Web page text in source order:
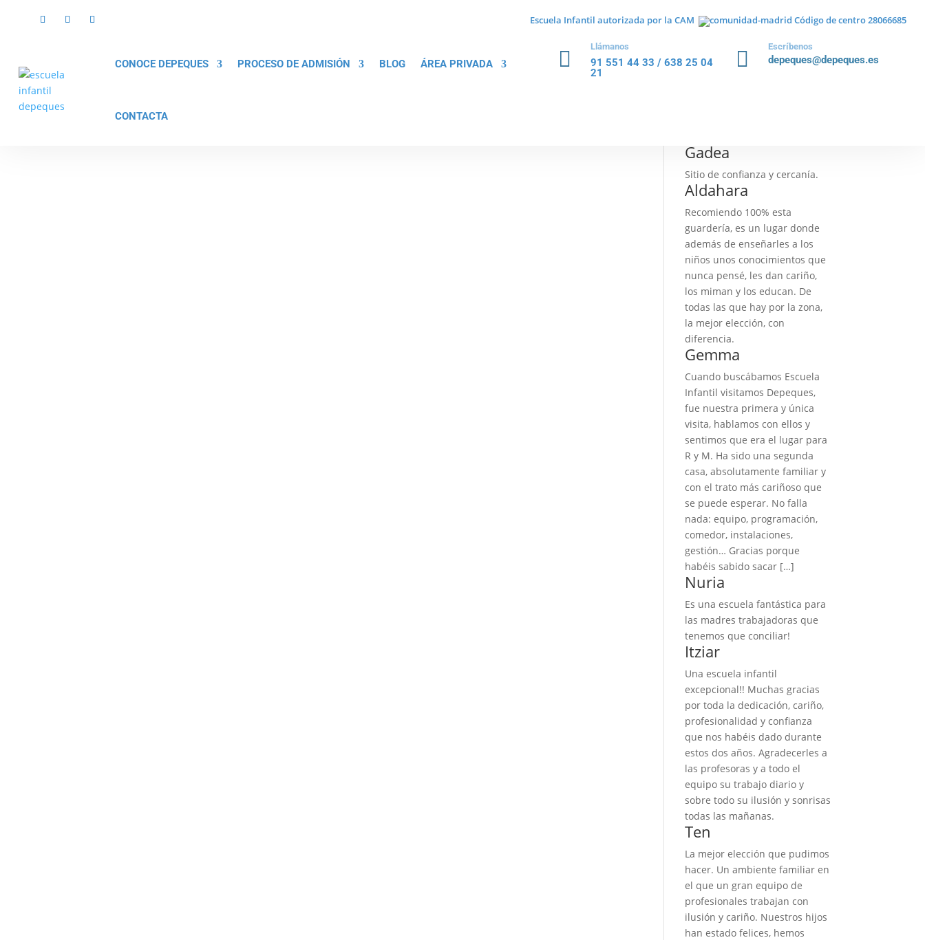
Escuela Infantil autorizada por la CAM Código de centro 28066685
CONOCE DEPEQUES PROCESO DE ADMISIÓN BLOG ÁREA PRIVADA
CONTACTA

Llámanos
91 551 44 33 /638 25 04
21

Escríbenos
depeques@depeques.es
Dicen de Depeques
Pamela
Gadea
Sitio de confianza y cercanía.
Aldahara
Recomiendo 100% esta
guardería, es un lugar donde
además de enseñarles a los
niños unos conocimientos que
nunca pensé, les dan cariño,
los miman y los educan. De
todas las que hay por la zona,
la mejor elección, con
diferencia.
Gemma
Cuando buscábamos Escuela
Infantil visitamos Depeques,
fue nuestra primera y única
visita, hablamos con ellos y
sentimos que era el lugar para
R y M. Ha sido una segunda
casa, absolutamente familiar y
con el trato más cariñoso que
se puede esperar. No falla
nada: equipo, programación,
comedor, instalaciones,
gestión… Gracias porque
habéis sabido sacar […]
Nuria
Es una escuela fantástica para
las madres trabajadoras que
tenemos que conciliar!
Itziar
Una escuela infantil
excepcional!! Muchas gracias
por toda la dedicación, cariño,
profesionalidad y confianza
que nos habéis dado durante
estos dos años. Agradecerles a
las profesoras y a todo el
equipo su trabajo diario y
sobre todo su ilusión y sonrisas
todas las mañanas.
Ten
La mejor elección que pudimos
hacer. Un ambiente familiar en
el que un gran equipo de
profesionales trabajan con
ilusión y cariño. Nuestros hijos
han estado felices, hemos